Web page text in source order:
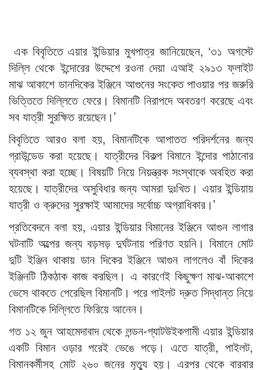
এক বিবৃতিতে এয়ার ইন্ডিয়ার মুখপাত্র জানিয়েছেন, ‘৩১ অগস্টে
দিল্লি থেকে ইন্দোরের উদ্দেশে রওনা দেয়া এআই ২৯১৩ ফ্লাইট
মাঝ আকাশে ডানদিকের ইঞ্জিনে আগুনের সংকেত পাওয়ার পর জরুরি
ভিত্তিতে দিল্লিতে ফেরে। বিমানটি নিরাপদে অবতরণ করেছে এবং
সব যাত্রী সুরক্ষিত রয়েছেন।’
বিবৃতিতে আরও বলা হয়, বিমানটিকে আপাতত পরিদর্শনের জন্য
গ্রাউন্ডেড করা হয়েছে। যাত্রীদের বিকল্প বিমানে ইন্দোর পাঠানোর
ব্যবস্থা করা হচ্ছে। বিষয়টি নিয়ে নিয়ন্ত্রক সংস্থাকে অবহিত করা
হয়েছে। যাত্রীদের অসুবিধার জন্য আমরা দুঃখিত। এয়ার ইন্ডিয়ায়
যাত্রী ও ক্রুদের সুরক্ষাই আমাদের সর্বোচ্চ অগ্রাধিকার।’
প্রতিবেদনে বলা হয়, এয়ার ইন্ডিয়ার বিমানের ইঞ্জিনে আগুন লাগার
ঘটনাটি অল্পের জন্য বড়সড় দুর্ঘটনায় পরিণত হয়নি। বিমানে মোট
দুটি ইঞ্জিন থাকায় ডান দিকের ইঞ্জিনে আগুন লাগলেও বাঁ দিকের
ইঞ্জিনটি ঠিকঠাক কাজ করছিল। এ কারণেই কিছুক্ষণ মাঝ-আকাশে
ভেসে থাকতে পেরেছিল বিমানটি। পরে পাইলট দ্রুত সিদ্ধান্ত নিয়ে
বিমানটিকে দিল্লিতে ফিরিয়ে আনেন।
গত ১২ জুন আহমেদাবাদ থেকে লন্ডন-গ্যাটউইকগামী এয়ার ইন্ডিয়ার
একটি বিমান ওড়ার পরেই ভেঙে পড়ে। এতে যাত্রী, পাইলট,
বিমানকর্মীসহ মোট ২৬০ জনের মৃত্যু হয়। এরপর থেকে বারবার